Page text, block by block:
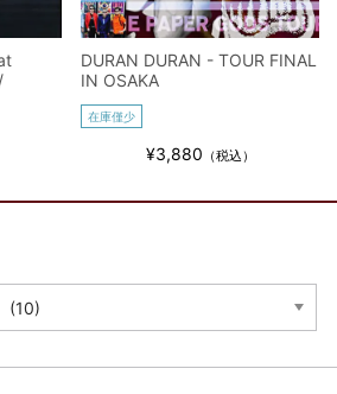
DURAN DURAN - TOUR FINAL
IN OSAKA
在庫僅少
¥3,880 （税込）